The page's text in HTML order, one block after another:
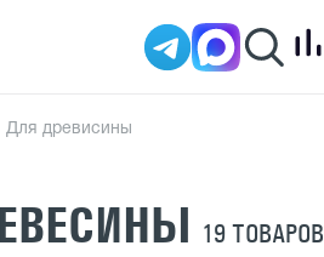
Для древисины
19 ТОВАРОВ